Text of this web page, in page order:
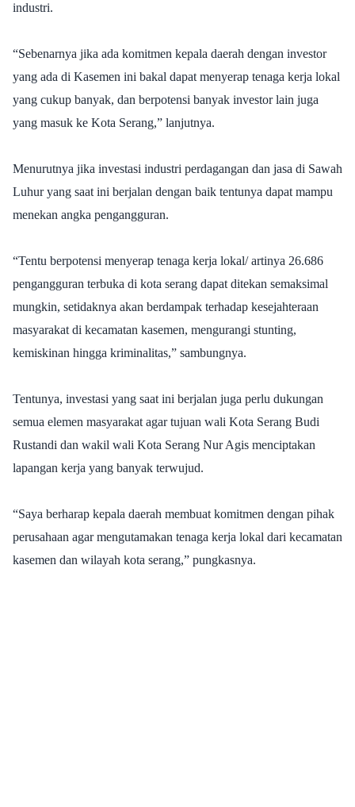
industri.
“Sebenarnya jika ada komitmen kepala daerah dengan investor
yang ada di Kasemen ini bakal dapat menyerap tenaga kerja lokal
yang cukup banyak, dan berpotensi banyak investor lain juga
yang masuk ke Kota Serang,” lanjutnya.
Menurutnya jika investasi industri perdagangan dan jasa di Sawah
Luhur yang saat ini berjalan dengan baik tentunya dapat mampu
menekan angka pengangguran.
“Tentu berpotensi menyerap tenaga kerja lokal/ artinya 26.686
pengangguran terbuka di kota serang dapat ditekan semaksimal
mungkin, setidaknya akan berdampak terhadap kesejahteraan
masyarakat di kecamatan kasemen, mengurangi stunting,
kemiskinan hingga kriminalitas,” sambungnya.
Tentunya, investasi yang saat ini berjalan juga perlu dukungan
semua elemen masyarakat agar tujuan wali Kota Serang Budi
Rustandi dan wakil wali Kota Serang Nur Agis menciptakan
lapangan kerja yang banyak terwujud.
“Saya berharap kepala daerah membuat komitmen dengan pihak
perusahaan agar mengutamakan tenaga kerja lokal dari kecamatan
kasemen dan wilayah kota serang,” pungkasnya.